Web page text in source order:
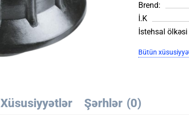
Brend:
İ.K
İstehsal ölkəsi
Bütün
Xüsusiyyətlər Şərhlər (0)